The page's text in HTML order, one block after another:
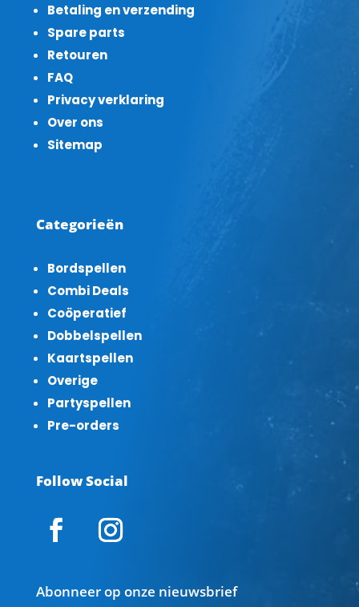
Betaling en verzending
Spare parts
Retouren
FAQ
Privacy verklaring
Over ons
Sitemap
Categorieën
Bordspellen
Combi Deals
Coöperatief
Dobbelspellen
Kaartspellen
Overige
Partyspellen
Pre-orders
Follow Social
Abonneer op onze nieuwsbrief